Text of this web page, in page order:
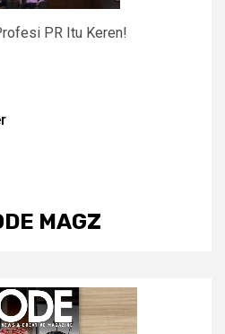
PR Itu Keren!
MAGZ